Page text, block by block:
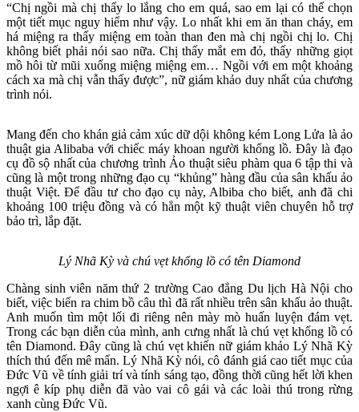
“Chị ngồi mà chị thấy lo lắng cho em quá, sao em lại có thể chọn
một tiết mục nguy hiểm như vậy. Lo nhất khi em ăn than cháy, em
há miệng ra thấy miệng em toàn than đen mà chị ngồi chị lo. Chị
không biết phải nói sao nữa. Chị thấy mắt em đỏ, thấy những giọt
mồ hôi từ mũi xuống miệng miệng em… Ngồi với em một khoảng
cách xa mà chị vẫn thấy được”, nữ giám khảo duy nhất của chương
trình nói.
Mang đến cho khán giả cảm xúc dữ dội không kém Long Lửa là ảo
thuật gia Alibaba với chiếc máy khoan người khổng lồ. Đây là đạo
cụ đồ sộ nhất của chương trình Ảo thuật siêu phàm qua 6 tập thi và
cũng là một trong những đạo cụ “khủng” hàng đầu của sân khấu ảo
thuật Việt. Để đầu tư cho đạo cụ này, Albiba cho biết, anh đã chi
khoảng 100 triệu đồng và có hẳn một kỹ thuật viên chuyên hỗ trợ
bảo trì, lắp đặt.
Lý Nhã Kỳ và chú vẹt khổng lồ có tên Diamond
Chàng sinh viên năm thứ 2 trường Cao đẳng Du lịch Hà Nội cho
biết, việc biến ra chim bồ câu thì đã rất nhiều trên sân khấu ảo thuật.
Anh muốn tìm một lối đi riêng nên mày mò huấn luyện đám vẹt.
Trong các bạn diễn của mình, anh cưng nhất là chú vẹt khổng lồ có
tên Diamond. Đây cũng là chú vẹt khiến nữ giám khảo Lý Nhã Kỳ
thích thú đến mê mẩn. Lý Nhã Kỳ nói, cô đánh giá cao tiết mục của
Đức Vũ về tính giải trí và tính sáng tạo, đồng thời cũng hết lời khen
ngợi ê kíp phụ diễn đã vào vai cô gái và các loài thú trong rừng
xanh cùng Đức Vũ.